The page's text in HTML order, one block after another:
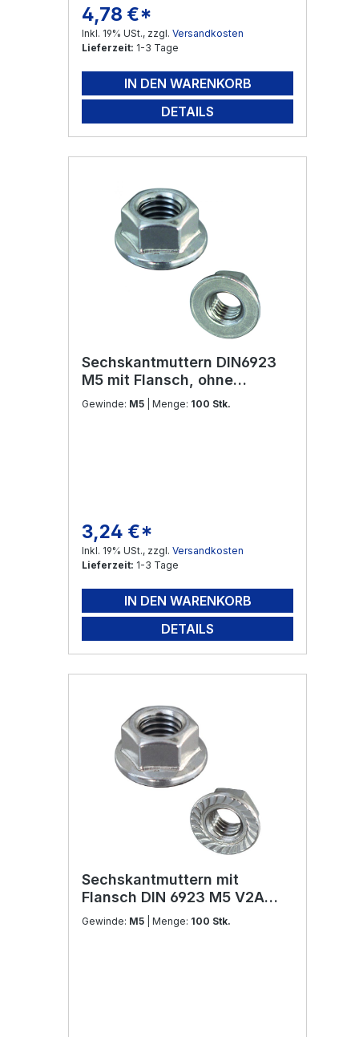
Regulärer Preis:
4,78 €*
Inkl. 19% USt., zzgl. Versandkosten
Lieferzeit: 1-3 Tage
IN DEN WARENKORB
DETAILS
Sechskantmuttern DIN6923
M5 mit Flansch, ohne
Sperrverzahnung Edelstahl
Gewinde: M5 | Menge: 100 Stk.
Regulärer Preis:
3,24 €*
Inkl. 19% USt., zzgl. Versandkosten
Lieferzeit: 1-3 Tage
IN DEN WARENKORB
DETAILS
Sechskantmuttern mit
Flansch DIN 6923 M5 V2A
Edelstahl
Gewinde: M5 | Menge: 100 Stk.